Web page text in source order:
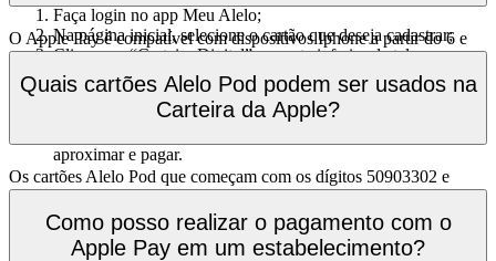
Faça login no app Meu Alelo;
Na página inicial, selecione o cartão que deseja cadastrar;
Clique em “Carteira Digital” na parte inferior da tela;
Toque no botão preto “Adicionar ao GPay” (Se for Alelo
Tudo, adicione as redes de Alimentação e Refeição
separadamente);
aproximar e pagar.
O Apple Pay é compatível com dispositivos Iphone a partir do 6 e
Apple Watch.
Quais cartões Alelo Pod podem ser usados na
Carteira da Apple?
Os cartões Alelo Pod que começam com os dígitos 50903302 e
50901000.
Como posso realizar o pagamento com o
Apple Pay em um estabelecimento?